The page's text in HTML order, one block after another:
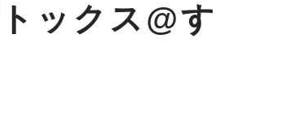
ックス@す